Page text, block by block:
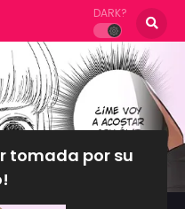
DARK?
tomada por su